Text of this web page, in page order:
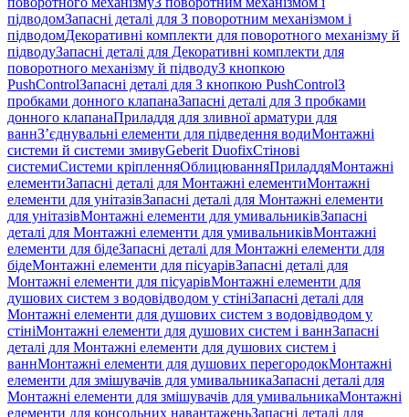
підводомЗапасні деталі для З поворотним механізмом і
підводомДекоративні комплекти для поворотного механізму й
підводуЗапасні деталі для Декоративні комплекти для
поворотного механізму й підводуЗ кнопкою
PushControlЗапасні деталі для З кнопкою PushControlЗ
пробками донного клапанаЗапасні деталі для З пробками
донного клапанаПриладдя для зливної арматури для
ваннЗ’єднувальні елементи для підведення водиМонтажні
системи й системи змивуGeberit DuofixСтінові
системиСистеми кріпленняОблицюванняПриладдяМонтажні
елементиЗапасні деталі для Монтажні елементиМонтажні
елементи для унітазівЗапасні деталі для Монтажні елементи
для унітазівМонтажні елементи для умивальниківЗапасні
деталі для Монтажні елементи для умивальниківМонтажні
елементи для бідеЗапасні деталі для Монтажні елементи для
бідеМонтажні елементи для пісуарівЗапасні деталі для
Монтажні елементи для пісуарівМонтажні елементи для
душових систем з водовідводом у стініЗапасні деталі для
Монтажні елементи для душових систем з водовідводом у
стініМонтажні елементи для душових систем і ваннЗапасні
деталі для Монтажні елементи для душових систем і
ваннМонтажні елементи для душових перегородокМонтажні
елементи для змішувачів для умивальникаЗапасні деталі для
Монтажні елементи для змішувачів для умивальникаМонтажні
елементи для консольних навантаженьЗапасні деталі для